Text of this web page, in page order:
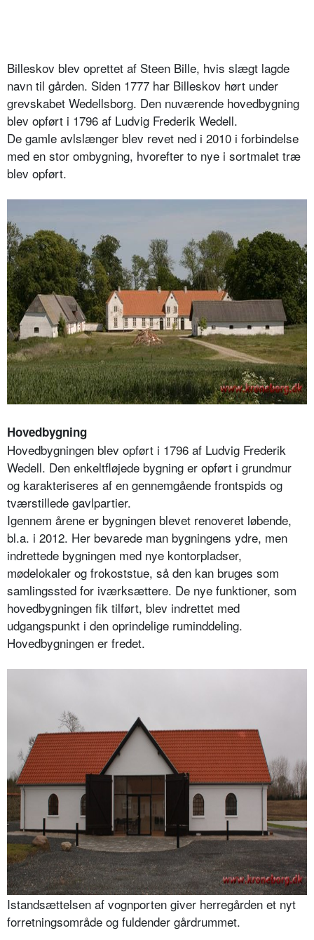
Billeskov blev oprettet af Steen Bille, hvis slægt lagde
navn til gården. Siden 1777 har Billeskov hørt under
grevskabet Wedellsborg. Den nuværende hovedbygning
blev opført i 1796 af Ludvig Frederik Wedell.
De gamle avlslænger blev revet ned i 2010 i forbindelse
med en stor ombygning, hvorefter to nye i sortmalet træ
blev opført.
Hovedbygning
Hovedbygningen blev opført i 1796 af Ludvig Frederik
Wedell. Den enkeltfløjede bygning er opført i grundmur
og karakteriseres af en gennemgående frontspids og
tværstillede gavlpartier.
Igennem årene er bygningen blevet renoveret løbende,
bl.a. i 2012. Her bevarede man bygningens ydre, men
indrettede bygningen med nye kontorpladser,
mødelokaler og frokoststue, så den kan bruges som
samlingssted for iværksættere. De nye funktioner, som
hovedbygningen fik tilført, blev indrettet med
udgangspunkt i den oprindelige ruminddeling.
Hovedbygningen er fredet.
Istandsættelsen af vognporten giver herregården et nyt
forretningsområde og fuldender gårdrummet.